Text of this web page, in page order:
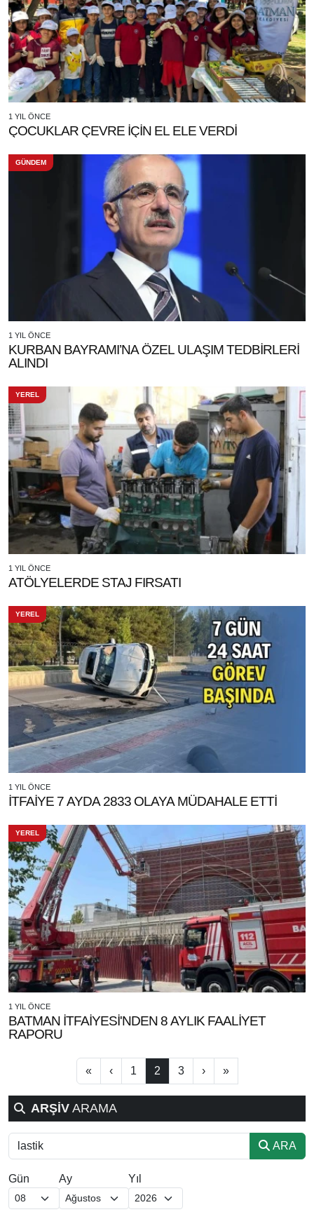
1 YIL ÖNCE
ÇOCUKLAR ÇEVRE İÇİN EL ELE VERDİ
GÜNDEM
1 YIL ÖNCE
KURBAN BAYRAMI’NA ÖZEL ULAŞIM TEDBİRLERİ
ALINDI
YEREL
1 YIL ÖNCE
ATÖLYELERDE STAJ FIRSATI
YEREL
1 YIL ÖNCE
İTFAİYE 7 AYDA 2833 OLAYA MÜDAHALE ETTİ
YEREL
1 YIL ÖNCE
BATMAN İTFAİYESİ'NDEN 8 AYLIK FAALİYET
RAPORU
« ‹ 1 2 3 › »
ARŞİV ARAMA
ARA
Gün Ay Yıl